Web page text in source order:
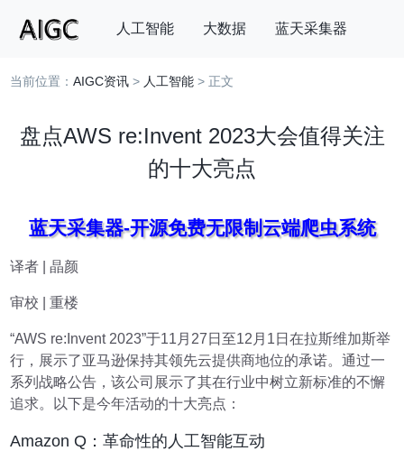
人工智能 大数据 蓝天采集器
搜索
当前位置：AIGC资讯 > 人工智能 > 正文
盘点AWS re:Invent 2023大会值得关注
的十大亮点
蓝天采集器-开源免费无限制云端爬虫系统
译者 | 晶颜
审校 | 重楼
“AWS re:Invent 2023”于11月27日至12月1日在拉斯维加斯举
行，展示了亚马逊保持其领先云提供商地位的承诺。通过一
系列战略公告，该公司展示了其在行业中树立新标准的不懈
追求。以下是今年活动的十大亮点：
Amazon Q：革命性的人工智能互动